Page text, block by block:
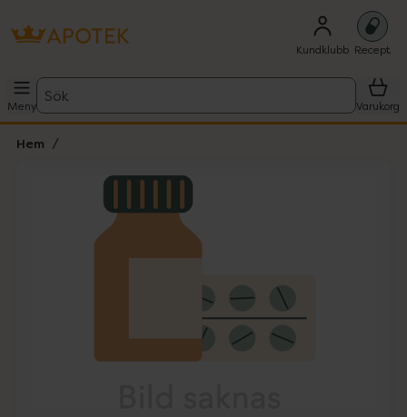
Kundklubb Recept
Meny
Sök
Varukorg
Hem
Lista: . Innehåller 1 objekt.